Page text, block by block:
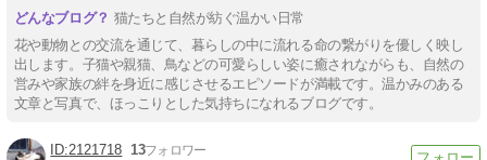
猫たちと自然が紡ぐ温かい日常
花や動物との交流を通じて、暮らしの中に流れる命の繋がりを優しく映し
出します。子猫や親猫、鳥などの可愛らしい姿に癒されながらも、自然の
営みや家族の絆を身近に感じさせるエピソードが満載です。温かみのある
文章と写真で、ほっこりとした気持ちになれるブログです。
2121718 13